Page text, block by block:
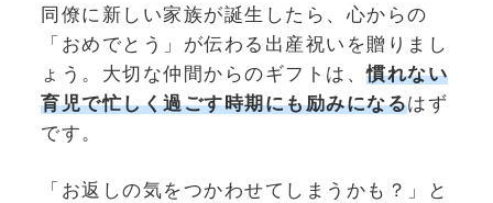
同僚に新しい家族が誕生したら、心からの
「おめでとう」が伝わる出産祝いを贈りまし
ょう。大切な仲間からのギフトは、慣れない
育児で忙しく過ごす時期にも励みになるはず
です。
「お返しの気をつかわせてしまうかも？」と